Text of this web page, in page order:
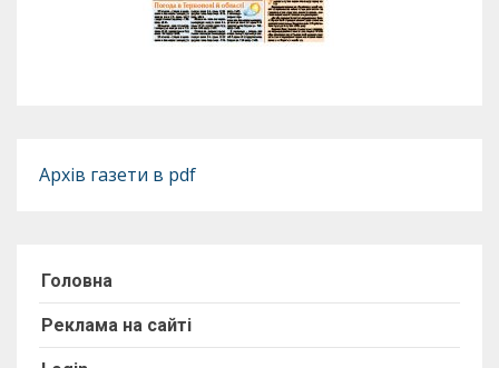
Архів газети в pdf
Головна
Реклама на сайті